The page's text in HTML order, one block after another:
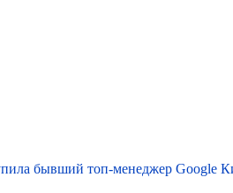
бывший топ-менеджер Google